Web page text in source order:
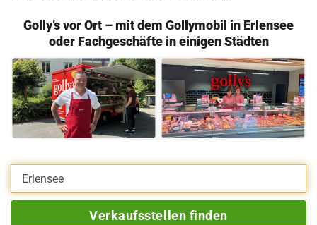
Golly’s vor Ort – mit dem Gollymobil in Erlensee
oder Fachgeschäfte in einigen Städten
Eigene Adresse eingeben
Verkaufsstellen finden